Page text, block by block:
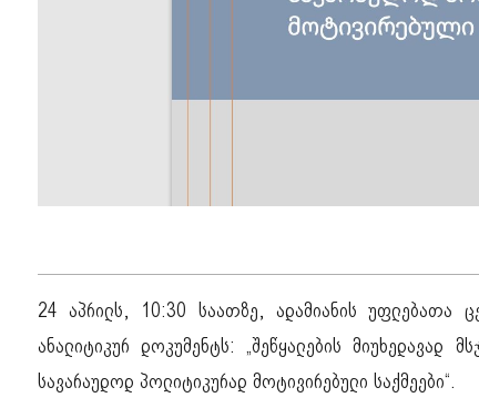
24 აპრილს, 10:30 საათზე, ადამიანის უფლებათა
ანალიტიკურ დოკუმენტს: „შეწყალების მიუხედავად
სავარაუდოდ პოლიტიკურად მოტივირებული საქმეები“.